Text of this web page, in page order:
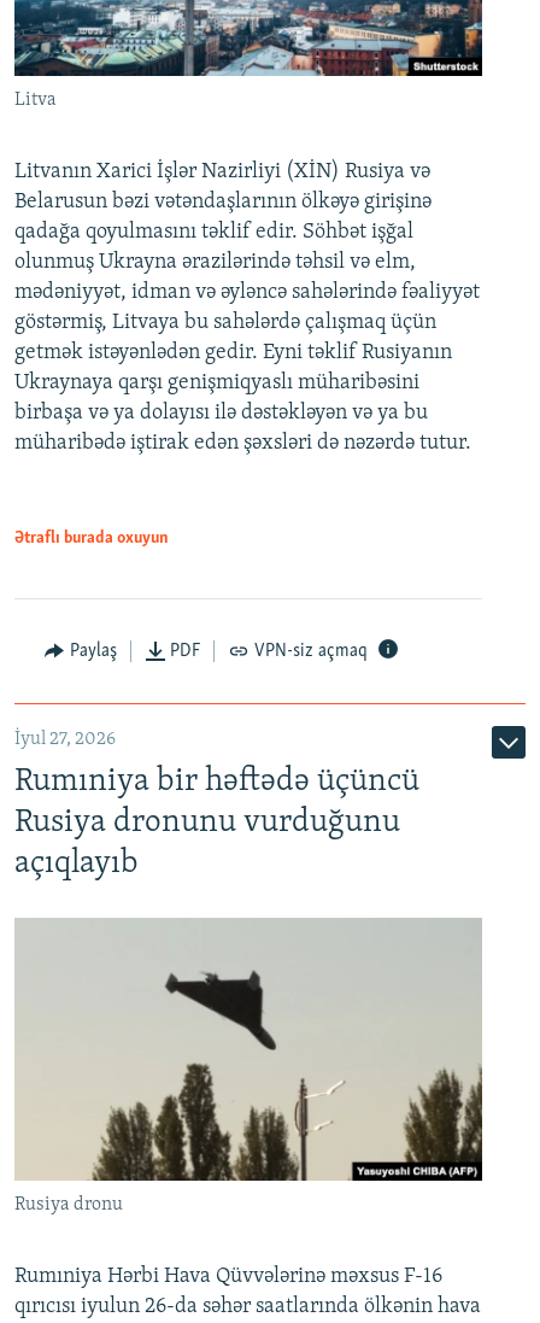
Litva
Litvanın Xarici İşlər Nazirliyi (XİN) Rusiya və
Belarusun bəzi vətəndaşlarının ölkəyə girişinə
qadağa qoyulmasını təklif edir. Söhbət işğal
olunmuş Ukrayna ərazilərində təhsil və elm,
mədəniyyət, idman və əyləncə sahələrində fəaliyyət
göstərmiş, Litvaya bu sahələrdə çalışmaq üçün
getmək istəyənlədən gedir. Eyni təklif Rusiyanın
Ukraynaya qarşı genişmiqyaslı müharibəsini
birbaşa və ya dolayısı ilə dəstəkləyən və ya bu
müharibədə iştirak edən şəxsləri də nəzərdə tutur.
Ətraflı burada oxuyun
Paylaş PDF VPN-siz açmaq
İyul 27, 2026
Rumıniya bir həftədə üçüncü
Rusiya dronunu vurduğunu
açıqlayıb
Rusiya dronu
Rumıniya Hərbi Hava Qüvvələrinə məxsus F-16
qırıcısı iyulun 26-da səhər saatlarında ölkənin hava